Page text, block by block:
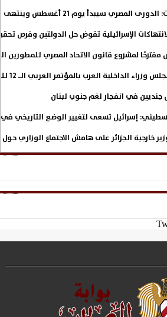
سيبدأ يوم 21 أغسطس وينتهى فى مايو
الإسرائيلية تقوض حل الدولتين وفرص
مقترحًا لمشروع قانون الاتحاد المصري للمطورين
العرب بالمؤتمر العربي الـ 12 للمسؤولين عن الأمن السياحي
جنديين في انفجار لغم جنوب لبنان
إسرائيل تسعى لتغيير الوضع التاريخي
خارجية الجزائر على هامش الاجتماع الوزاري